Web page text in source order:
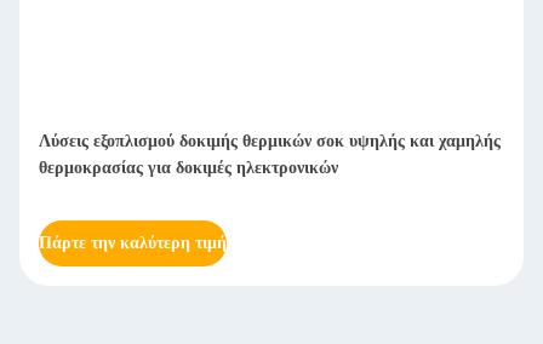
Λύσεις εξοπλισμού δοκιμής θερμικών σοκ υψηλής και χαμηλής
θερμοκρασίας για δοκιμές ηλεκτρονικών
Πάρτε την καλύτερη τιμή